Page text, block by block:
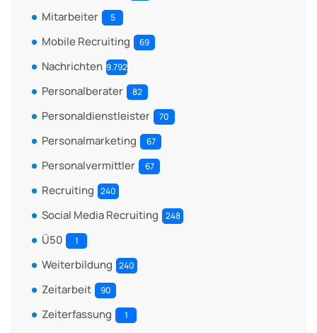
Mitarbeiter 5
Mobile Recruiting 69
Nachrichten 9.792
Personalberater 82
Personaldienstleister 70
Personalmarketing 67
Personalvermittler 67
Recruiting 240
Social Media Recruiting 248
Ü50 1
Weiterbildung 240
Zeitarbeit 90
Zeiterfassung 1